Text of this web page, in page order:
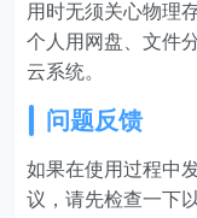
用时无须关心物理
个人用网盘、文件
云系统。
问题反馈
如果在使用过程中
议，请先检查一下